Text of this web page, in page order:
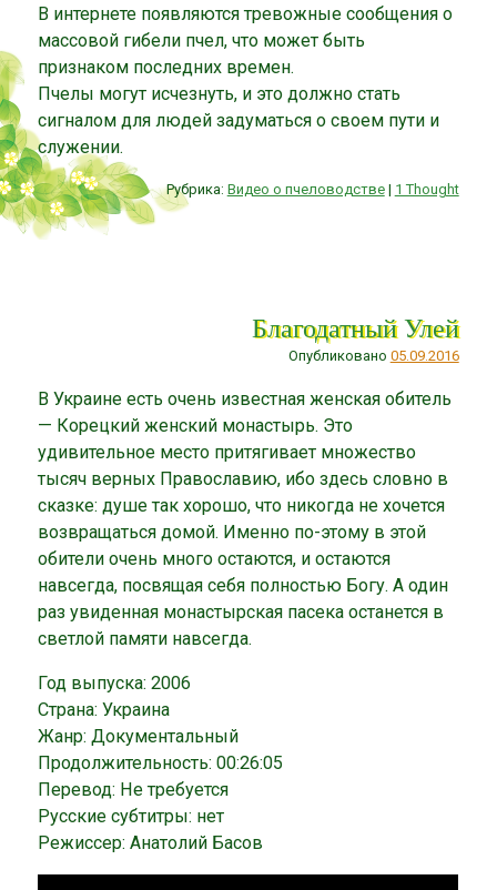
В интернете появляются тревожные сообщения о
массовой гибели пчел, что может быть
признаком последних времен.
Пчелы могут исчезнуть, и это должно стать
сигналом для людей задуматься о своем пути и
служении.
Рубрика: Видео о пчеловодстве | 1 Thought
Благодатный Улей
Опубликовано 05.09.2016
В Украине есть очень известная женская обитель
— Корецкий женский монастырь. Это
удивительное место притягивает множество
тысяч верных Православию, ибо здесь словно в
сказке: душе так хорошо, что никогда не хочется
возвращаться домой. Именно по-этому в этой
обители очень много остаются, и остаются
навсегда, посвящая себя полностью Богу. А один
раз увиденная монастырская пасека останется в
светлой памяти навсегда.
Год выпуска: 2006
Страна: Украина
Жанр: Документальный
Продолжительность: 00:26:05
Перевод: Не требуется
Русские субтитры: нет
Режиссер: Анатолий Басов